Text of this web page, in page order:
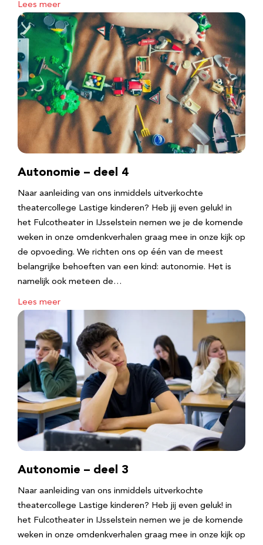
Lees meer
Autonomie – deel 4
Naar aanleiding van ons inmiddels uitverkochte
theatercollege Lastige kinderen? Heb jij even geluk! in
het Fulcotheater in IJsselstein nemen we je de komende
weken in onze omdenkverhalen graag mee in onze kijk op
de opvoeding. We richten ons op één van de meest
belangrijke behoeften van een kind: autonomie. Het is
namelijk ook meteen de…
Lees meer
Autonomie – deel 3
Naar aanleiding van ons inmiddels uitverkochte
theatercollege Lastige kinderen? Heb jij even geluk! in
het Fulcotheater in IJsselstein nemen we je de komende
weken in onze omdenkverhalen graag mee in onze kijk op